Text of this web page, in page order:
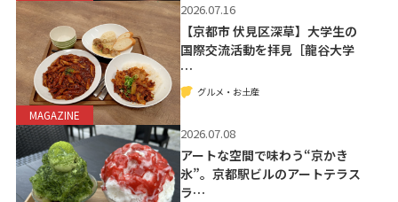
MAGAZINE
2026.07.16
【京都市 伏見区深草】大学生の
国際交流活動を拝見［龍谷大学
…
グルメ・お土産
2026.07.08
アートな空間で味わう“京かき
氷”。京都駅ビルのアートテラス
ラ…